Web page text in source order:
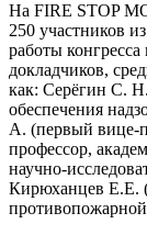
На FIRE STOP
250 участников
работы
докладчиков,
как: Серёгин С.
обеспечения
А. (первый вице-
профессор,
научно-
Кирюханцев Е.Е.